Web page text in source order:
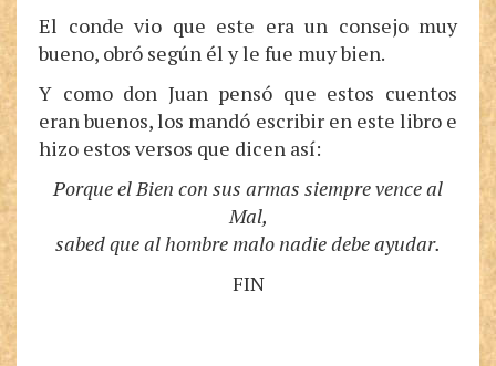
El conde vio que este era un consejo muy
bueno, obró según él y le fue muy bien.
Y como don Juan pensó que estos cuentos
eran buenos, los mandó escribir en este libro e
hizo estos versos que dicen así:
Porque el Bien con sus armas siempre vence al
Mal,
sabed que al hombre malo nadie debe ayudar.
FIN